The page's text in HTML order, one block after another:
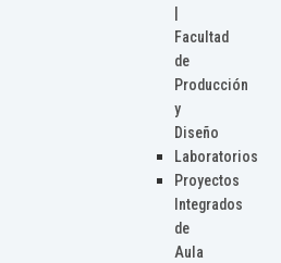
Facultad
de
Producción
y
Diseño
Laboratorios
Proyectos
Integrados
de
Aula